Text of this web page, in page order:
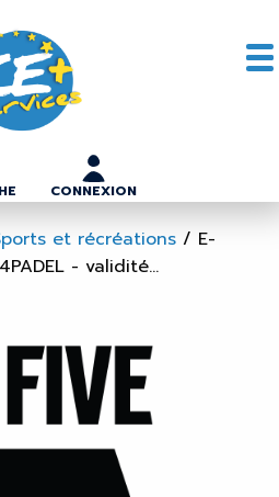
CONNEXION
et récréations / E-
- validité...